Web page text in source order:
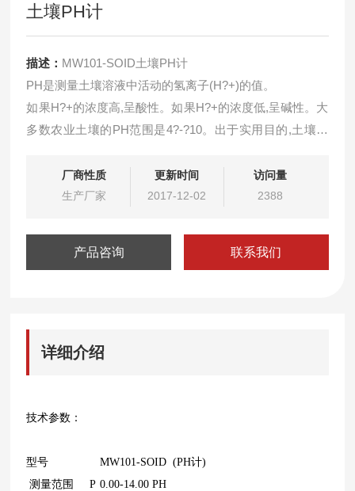
土壤PH计
描述： MW101-SOID土壤PH计
PH是测量土壤溶液中活动的氢离子(H?+)的值。
如果H?+的浓度高,呈酸性。如果H?+的浓度低,呈碱性。大
多数农业土壤的PH范围是4?-?10。出于实用目的,土壤的
为酸性,pH值大于8时为碱性。
厂商性质
生产厂家
更新时间
2017-12-02
访问量
2388
产品咨询 联系我们
详细介绍
技术参数：
型号 MW101-SOID (PH计)
测量范围 P 0.00-14.00 PH